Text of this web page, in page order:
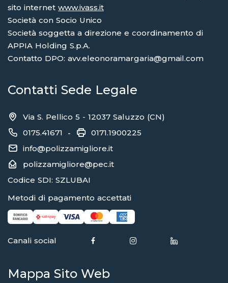
sito internet www.ivass.it
Società con Socio Unico
Società soggetta a direzione e coordinamento di
APPIA Holding S.p.A.
Contatto DPO: avv.eleonoramargaria@gmail.com
Contatti Sede Legale
Via S. Pellico 5 - 12037 Saluzzo (CN)
0175.41671 -
0171.1900225
info@polizzamigliore.it
polizzamigliore@pec.it
Codice SDI: SZLUBAI
Metodi di pagamento accettati
Canali social
Mappa Sito Web